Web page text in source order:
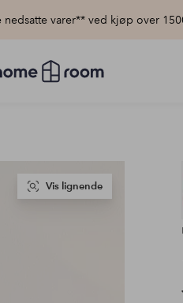
varer** ved kjøp over
Vis lignende